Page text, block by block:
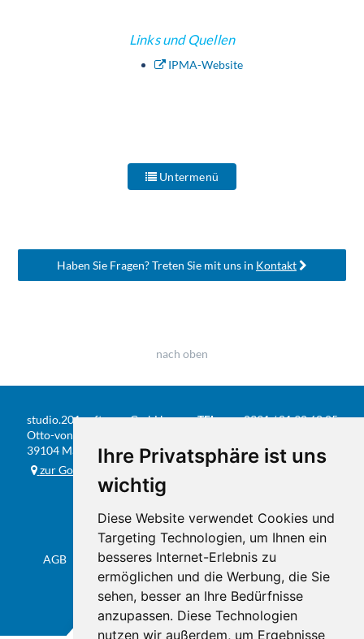
Ihre Privatsphäre ist uns
wichtig
Diese Website verwendet Cookies und
Targeting Technologien, um Ihnen ein
besseres Internet-Erlebnis zu
ermöglichen und die Werbung, die Sie
sehen, besser an Ihre Bedürfnisse
anzupassen. Diese Technologien
nutzen wir außerdem, um Ergebnisse
Links und Quellen
IPMA-Website
Untermenü
Haben Sie Fragen? Treten Sie mit uns in Kontakt
nach oben
studio.201 software GmbH
Otto-von-Guericke-Str. 104
39104 Magdeburg
zur Google-Karte
TEL
0391 / 81 90 68 05
E-MAIL info@studio201.de
AGB Datenschutz & Impressum Sitemap